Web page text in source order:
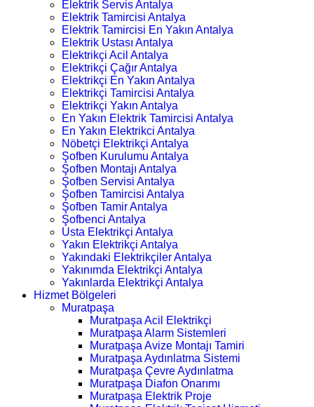
Elektrik Servis Antalya
Elektrik Tamircisi Antalya
Elektrik Tamircisi En Yakın Antalya
Elektrik Ustası Antalya
Elektrikçi Acil Antalya
Elektrikçi Çağır Antalya
Elektrikçi En Yakın Antalya
Elektrikçi Tamircisi Antalya
Elektrikçi Yakın Antalya
En Yakın Elektrik Tamircisi Antalya
En Yakın Elektrikci Antalya
Nöbetçi Elektrikçi Antalya
Şofben Kurulumu Antalya
Şofben Montajı Antalya
Şofben Servisi Antalya
Şofben Tamircisi Antalya
Şofben Tamir Antalya
Şofbenci Antalya
Usta Elektrikçi Antalya
Yakın Elektrikçi Antalya
Yakındaki Elektrikçiler Antalya
Yakınımda Elektrikçi Antalya
Yakınlarda Elektrikçi Antalya
Hizmet Bölgeleri
Muratpaşa
Muratpaşa Acil Elektrikçi
Muratpaşa Alarm Sistemleri
Muratpaşa Avize Montajı Tamiri
Muratpaşa Aydınlatma Sistemi
Muratpaşa Çevre Aydınlatma
Muratpaşa Diafon Onarımı
Muratpaşa Elektrik Proje